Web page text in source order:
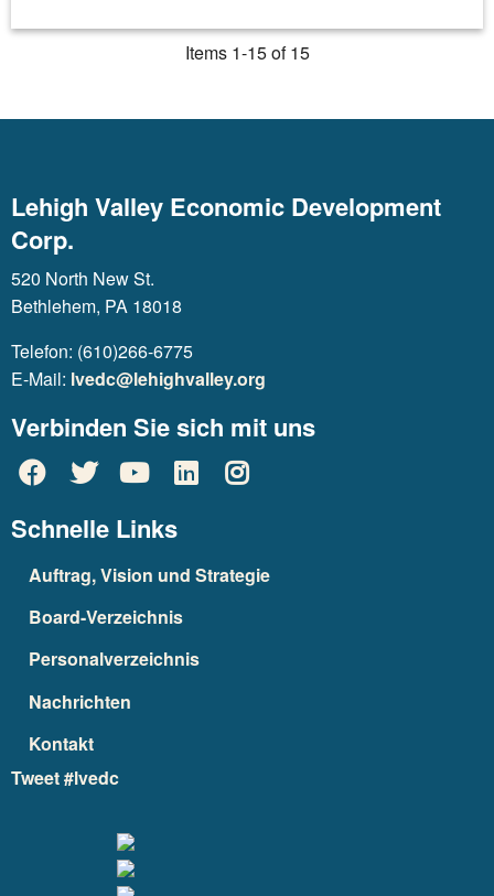
Items 1-15 of 15
Lehigh Valley Economic Development
Corp.
520 North New St.
Bethlehem, PA 18018
Telefon: (610)266-6775
E-Mail: lvedc@lehighvalley.org
Verbinden Sie sich mit uns
Schnelle Links
Auftrag, Vision und Strategie
Board-Verzeichnis
Personalverzeichnis
Nachrichten
Kontakt
Tweet #lvedc